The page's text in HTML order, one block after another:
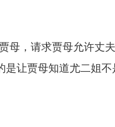
母，请求贾母允许丈
是让贾母知道尤二姐